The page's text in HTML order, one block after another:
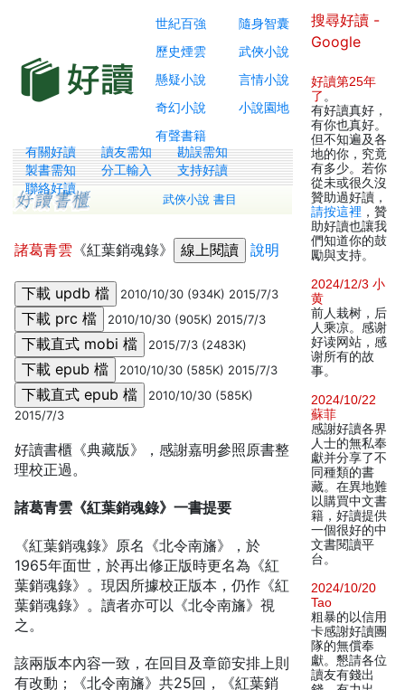
世紀百強
隨身智囊
歷史煙雲
武俠小說
懸疑小說
言情小說
奇幻小說
小說園地
有聲書籍
有關好讀 讀友需知
勘誤需知
製書需知
分工輸入
支持好讀
聯絡好讀
武俠小說 書目
諸葛青雲 《紅葉銷魂錄》 說明
2010/10/30 (934K) 2015/7/3
2010/10/30 (905K) 2015/7/3
2015/7/3 (2483K)
2010/10/30 (585K) 2015/7/3
2010/10/30 (585K)
2015/7/3
好讀書櫃《典藏版》，感謝嘉明參照原書整
理校正過。
諸葛青雲《紅葉銷魂錄》一書提要
《紅葉銷魂錄》原名《北令南旛》，於
1965年面世，於再出修正版時更名為《紅
葉銷魂錄》。現因所據校正版本，仍作《紅
葉銷魂錄》。讀者亦可以《北令南旛》視
之。
該兩版本內容一致，在回目及章節安排上則
有改動；《北令南旛》共25回，《紅葉銷
搜尋好讀 -
Google
好讀第25年
了 。
有好讀真好，
有你也真好。
但不知遍及各
地的你，究竟
有多少。若你
從未或很久沒
贊助過好讀，
請按這裡 ，贊
助好讀也讓我
們知道你的鼓
勵與支持。
2024/12/3 小
黄
前人栽树，后
人乘凉。感谢
好读网站，感
谢所有的故
事。
2024/10/22
蘇菲
感謝好讀各界
人士的無私奉
獻并分享了不
同種類的書
藏。在異地難
以購買中文書
籍，好讀提供
一個很好的中
文書閱讀平
台。
2024/10/20
Tao
粗暴的以信用
卡感謝好讀團
隊的無償奉
獻。懇請各位
讀友有錢出